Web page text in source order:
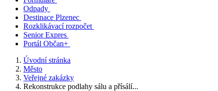
Odpady
Destinace Plzenec
Rozklikávací rozpočet
Senior Expres
Portál Občan+
Úvodní stránka
Město
Veřejné zakázky
Rekonstrukce podlahy sálu a přísálí...